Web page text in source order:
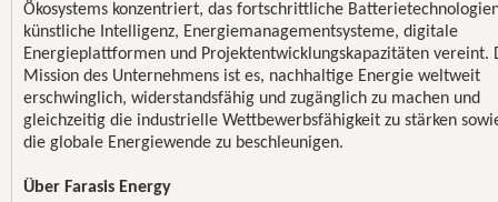
Ökosystems konzentriert, das fortschrittliche
künstliche Intelligenz, Energiemanagementsysteme, digitale
Energieplattformen und Projektentwicklungskapazitäten vereint.
Mission des Unternehmens ist es, nachhaltige Energie weltweit
erschwinglich, widerstandsfähig und zugänglich zu machen und
gleichzeitig die industrielle Wettbewerbsfähigkeit zu stärken
die globale Energiewende zu beschleunigen.
Über Farasis Energy